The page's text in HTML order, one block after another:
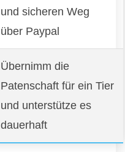
und sicheren Weg
über Paypal
Übernimm die
Patenschaft für ein Tier
und unterstütze es
dauerhaft